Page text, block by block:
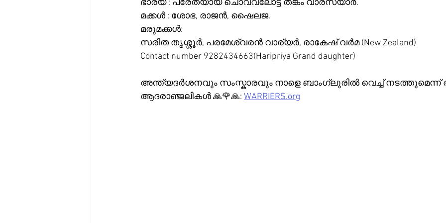
ഭാര്യ : പരേതയായ ചൊവ്വലോട്ട് തങ്കം വാരസ്യാർ.
മക്കൾ : ശോഭ, രാജൻ, ഷൈലജ.
മരുമക്കൾ:
സരിത തൃശ്ശൂർ, പരമേശ്വരൻ വാര്യർ, രാകേഷ് വർമ (New Zealand)
Contact number 9282434663(Haripriya Grand daughter)
അന്ത്യദർശനവും സംസ്കാരവും നാളെ ബാംഗ്ലൂരിൽ വെച്ച്
ആദരാഞ്ജലികൾ 🙏🌹🙏: WARRIERS.org